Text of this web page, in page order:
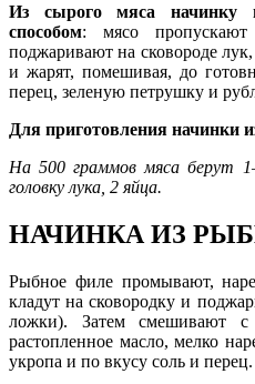
Из сырого мяса начинку
способом: мясо пропускают
поджаривают на сковороде
и жарят, помешивая, до
перец, зеленую петрушку и
Для приготовления начинки
На 500 граммов мяса берут
головку лука, 2 яйца.
НАЧИНКА ИЗ
Рыбное филе промывают,
кладут на сковород­ку и
ложки). Затем смешивают с
растопленное масло, мел­ко
укропа и по вкусу соль и перец.